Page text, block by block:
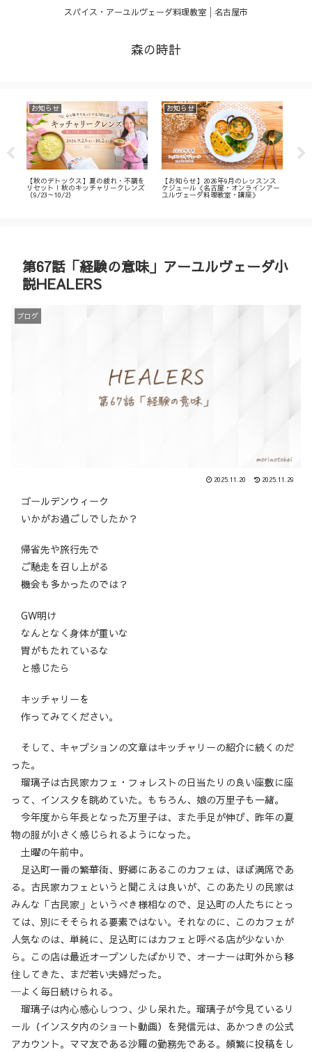
スパイス・アーユルヴェーダ料理教室│名古屋市
森の時計
お知らせ
【秋のデトックス】夏の疲れ・不調を
リセット！秋のキッチャリークレンズ
（9/23～10/2）
お知らせ
【お知らせ】2026年9月のレッスンス
ケジュール《名古屋・オンラインアー
ユルヴェーダ料理教室・講座》
第67話「経験の意味」アーユルヴェーダ小
説HEALERS
ブログ
2025.11.20 2025.11.29
ゴールデンウィーク
いかがお過ごしでしたか？
帰省先や旅行先で
ご馳走を召し上がる
機会も多かったのでは？
GW明け
なんとなく身体が重いな
胃がもたれているな
と感じたら
キッチャリーを
作ってみてください。
そして、キャプションの文章はキッチャリーの紹介に続くのだ
った。
瑠璃子は古民家カフェ・フォレストの日当たりの良い座敷に座
って、インスタを眺めていた。もちろん、娘の万里子も一緒。
今年度から年長となった万里子は、また手足が伸び、昨年の夏
物の服が小さく感じられるようになった。
土曜の午前中。
足込町一番の繁華街、野郷にあるこのカフェは、ほぼ満席であ
る。古民家カフェというと聞こえは良いが、このあたりの民家は
みんな「古民家」というべき様相なので、足込町の人たちにとっ
ては、別にそそられる要素ではない。それなのに、このカフェが
人気なのは、単純に、足込町にはカフェと呼べる店が少ないか
ら。この店は最近オープンしたばかりで、オーナーは町外から移
住してきた、まだ若い夫婦だった。
─よく毎日続けられる。
瑠璃子は内心感心しつつ、少し呆れた。瑠璃子が今見ているリ
ール（インスタ内のショート動画）を発信元は、あかつきの公式
アカウント。ママ友である沙羅の勤務先である。頻繁に投稿をし